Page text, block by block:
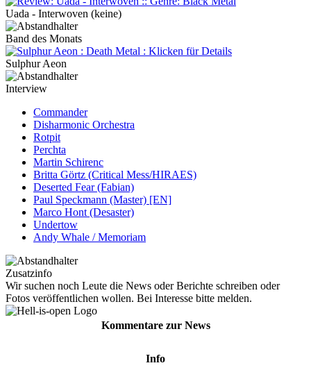
Uada - Interwoven (keine)
Band des Monats
Sulphur Aeon
Interview
Commander
Disharmonic Orchestra
Rotpit
Perchta
Martin Schirenc
Britta Görtz (Critical Mess/HIRAES)
Deserted Fear (Fabian)
Paul Speckmann (Master) [EN]
Marco Hont (Desaster)
Undertow
Andy Whale / Memoriam
Zusatzinfo
Wir suchen noch Leute die News oder Berichte schreiben oder
Fotos veröffentlichen wollen. Bei Interesse bitte melden.
Kommentare zur News
Info